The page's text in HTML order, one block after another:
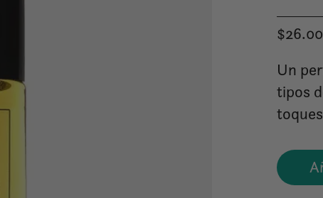
$26.00
Un
tipos